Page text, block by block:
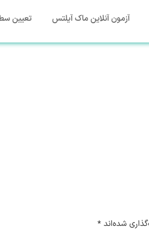
آزمون آنلاین ماک آیلتس تعیین
شده‌اند *